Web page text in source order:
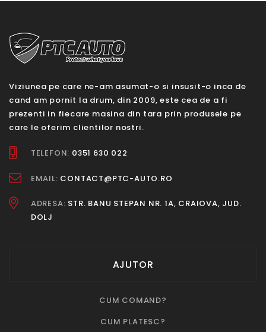
Viziunea pe care ne-am asumat-o si insusit-o inca de
cand am pornit la drum, din 2009, este cea de a fi
prezenti in fiecare masina din tara prin produsele pe
care le oferim clientilor nostri.
TELEFON: 0351 630 022
EMAIL: CONTACT@PTC-AUTO.RO
ADRESA: STR. BANU STEPAN NR. 1A, CRAIOVA, JUD.
DOLJ
AJUTOR
CUM COMAND?
CUM PLATESC?